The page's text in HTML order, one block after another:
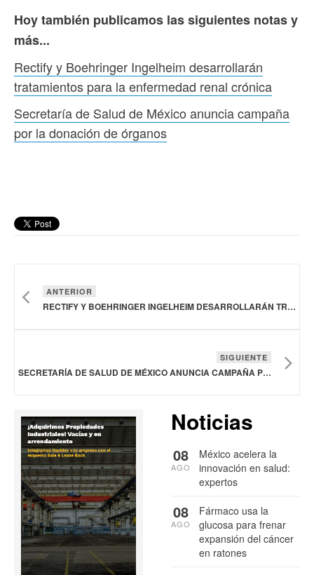
Hoy también publicamos las siguientes notas y
más...
Rectify y Boehringer Ingelheim desarrollarán
tratamientos para la enfermedad renal crónica
Secretaría de Salud de México anuncia campaña
por la donación de órganos
ANTERIOR
RECTIFY Y BOEHRINGER INGELHEIM DESARROLLARÁN TRATAMIENTOS PARA LA ENFERMEDAD RENAL CRÓNICA
SIGUIENTE
SECRETARÍA DE SALUD DE MÉXICO ANUNCIA CAMPAÑA POR LA DONACIÓN DE ÓRGANOS
Noticias
México acelera la
innovación en salud:
expertos
08
AGO
Fármaco usa la
glucosa para frenar
expansión del cáncer
en ratones
08
AGO